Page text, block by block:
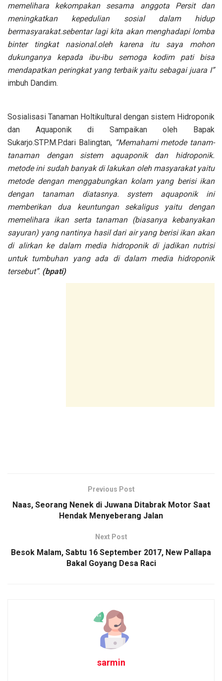
memelihara kekompakan sesama anggota Persit dan
meningkatkan kepedulian sosial dalam hidup
bermasyarakat.sebentar lagi kita akan menghadapi lomba
binter tingkat nasional.oleh karena itu saya mohon
dukunganya kepada ibu-ibu semoga kodim pati bisa
mendapatkan peringkat yang terbaik yaitu sebagai juara I”
imbuh Dandim.
Sosialisasi Tanaman Holtikultural dengan sistem Hidroponik
dan Aquaponik di Sampaikan oleh Bapak
Sukarjo.STP.M.P.dari Balingtan,“Memahami metode tanam-
tanaman dengan sistem aquaponik dan hidroponik.
metode ini sudah banyak di lakukan oleh masyarakat yaitu
metode dengan menggabungkan kolam yang berisi ikan
dengan tanaman diatasnya. system aquaponik ini
memberikan dua keuntungan sekaligus yaitu dengan
memelihara ikan serta tanaman (biasanya kebanyakan
sayuran) yang nantinya hasil dari air yang berisi ikan akan
di alirkan ke dalam media hidroponik di jadikan nutrisi
untuk tumbuhan yang ada di dalam media hidroponik
tersebut”. (bpati)
Previous Post
Naas, Seorang Nenek di Juwana Ditabrak Motor Saat
Hendak Menyeberang Jalan
Next Post
Besok Malam, Sabtu 16 September 2017, New Pallapa
Bakal Goyang Desa Raci
sarmin